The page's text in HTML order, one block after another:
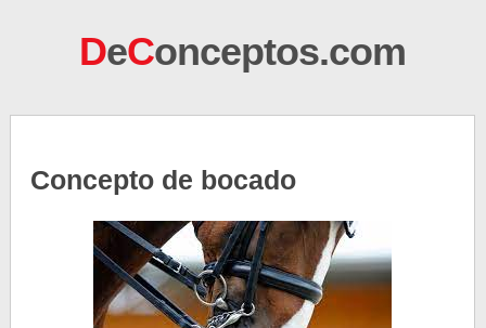
DeConceptos.com
Concepto de bocado